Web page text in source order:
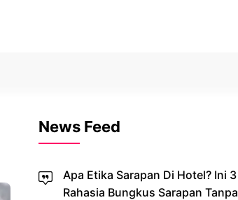
News Feed
Apa Etika Sarapan Di Hotel? Ini 3
Rahasia Bungkus Sarapan Tanpa